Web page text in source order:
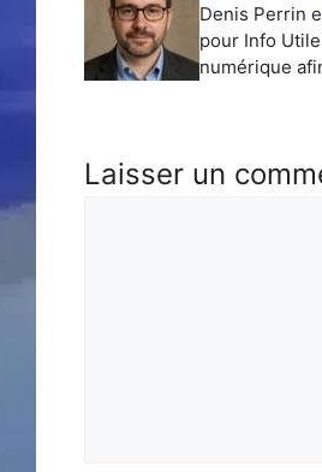
Denis Perrin
pour Info
numérique
Laisser un